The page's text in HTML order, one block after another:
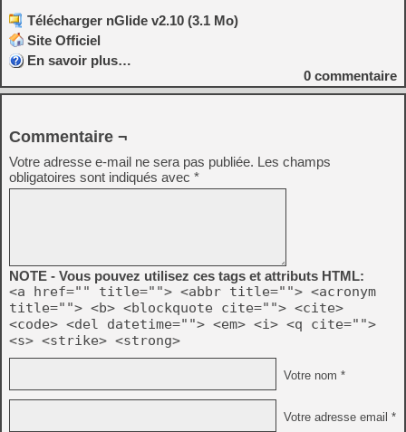
Télécharger nGlide v2.10 (3.1 Mo)
Site Officiel
En savoir plus…
0 commentaire
Commentaire ¬
Votre adresse e-mail ne sera pas publiée. Les champs
obligatoires sont indiqués avec *
NOTE - Vous pouvez utilisez ces tags et attributs HTML:
<a href="" title=""> <abbr title=""> <acronym
title=""> <b> <blockquote cite=""> <cite>
<code> <del datetime=""> <em> <i> <q cite="">
<s> <strike> <strong>
Votre nom *
Votre adresse email *